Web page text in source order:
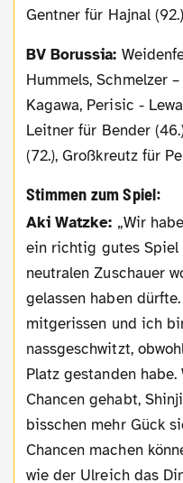
Gentner für Hajnal (92.)
BV Borussia:
Hummels, Schmelzer
Kagawa, Perisic -
Leitner für Bender
(72.), Großkreutz für
Stimmen zum Spiel:
Aki Watzke: „Wir
ein richtig gutes Spiel
neutralen Zuschauer
gelassen haben
mitgerissen und ich
nassgeschwitzt,
Platz gestanden
Chancen gehabt,
bisschen mehr Gück
Chancen machen
wie der Ulreich das